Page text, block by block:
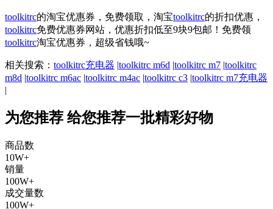
toolkitrc的淘宝优惠券，免费领取，淘宝toolkitrc的折扣优惠，
toolkitrc免费优惠券网站，优惠折扣低至9块9包邮！免费领
toolkitrc淘宝优惠券，超级省钱哦~
相关搜索： toolkitrc充电器 |toolkitrc m6d |toolkitrc m7 |toolkitrc
m8d |toolkitrc m6ac |toolkitrc m4ac |toolkitrc c3 |toolkitrc m7充电器
|
为您推荐 给您推荐一批精彩好物
商品数
10W+
销量
100W+
成交量数
100W+